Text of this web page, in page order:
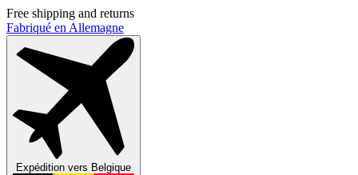
Free shipping and returns
Fabriqué en Allemagne
Expédition vers Belgique